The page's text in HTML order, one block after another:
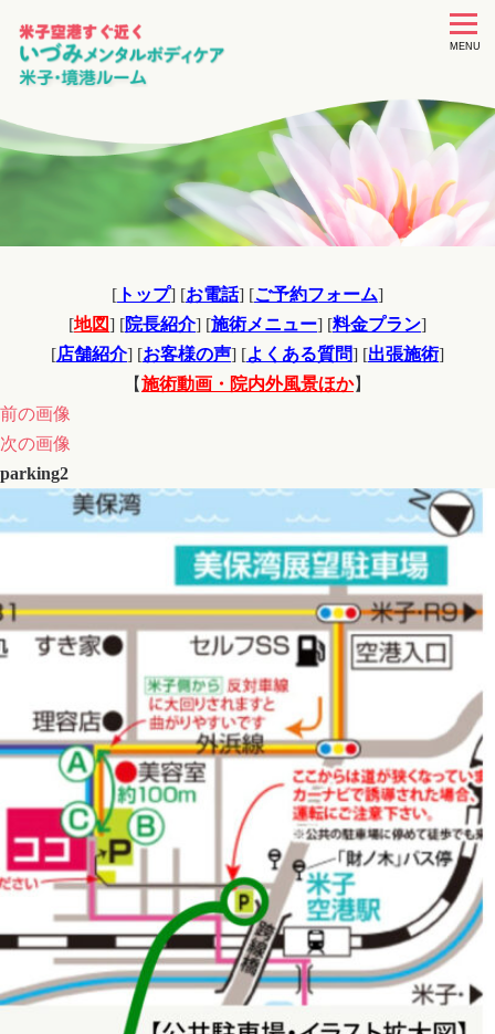
toggle
MENU
[ トップ] [お電話] [ご予約フォーム]
[地図] [院長紹介] [施術メニュー] [料金プラン]
[店舗紹介] [お客様の声] [よくある質問] [出張施術]
【施術動画・院内外風景ほか】
前の画像
次の画像
parking2